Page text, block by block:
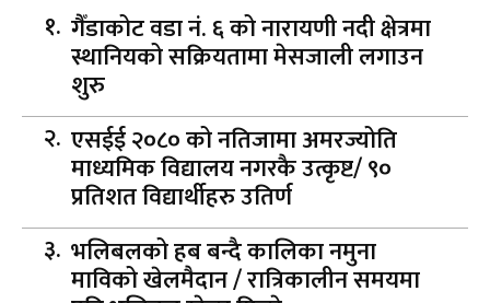
गैँडाकोट वडा नं. ६ को नारायणी नदी क्षेत्रमा
स्थानियको सक्रियतामा मेसजाली लगाउन
शुरु
एसईई २०८० को नतिजामा अमरज्योति
माध्यमिक विद्यालय नगरकै उत्कृष्ट/ ९०
प्रतिशत विद्यार्थीहरु उतिर्ण
भलिबलको हब बन्दै कालिका नमुना
माविको खेलमैदान / रात्रिकालीन समयमा